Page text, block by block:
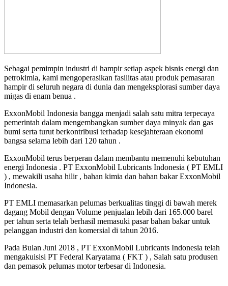
Sebagai pemimpin industri di hampir setiap aspek bisnis energi dan
petrokimia, kami mengoperasikan fasilitas atau produk pemasaran
hampir di seluruh negara di dunia dan mengeksplorasi sumber daya
migas di enam benua .
ExxonMobil Indonesia bangga menjadi salah satu mitra terpecaya
pemerintah dalam mengembangkan sumber daya minyak dan gas
bumi serta turut berkontribusi terhadap kesejahteraan ekonomi
bangsa selama lebih dari 120 tahun .
ExxonMobil terus berperan dalam membantu memenuhi kebutuhan
energi Indonesia . PT ExxonMobil Lubricants Indonesia ( PT EMLI
) , mewakili usaha hilir , bahan kimia dan bahan bakar ExxonMobil
Indonesia.
PT EMLI memasarkan pelumas berkualitas tinggi di bawah merek
dagang Mobil dengan Volume penjualan lebih dari 165.000 barel
per tahun serta telah berhasil memasuki pasar bahan bakar untuk
pelanggan industri dan komersial di tahun 2016.
Pada Bulan Juni 2018 , PT ExxonMobil Lubricants Indonesia telah
mengakuisisi PT Federal Karyatama ( FKT ) , Salah satu produsen
dan pemasok pelumas motor terbesar di Indonesia.